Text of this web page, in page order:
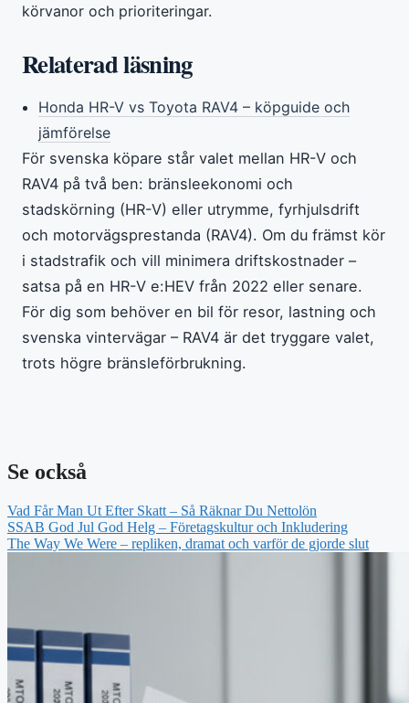
körvanor och prioriteringar.
Relaterad läsning
Honda HR-V vs Toyota RAV4 – köpguide och
jämförelse
För svenska köpare står valet mellan HR-V och
RAV4 på två ben: bränsleekonomi och
stadskörning (HR-V) eller utrymme, fyrhjulsdrift
och motorvägsprestanda (RAV4). Om du främst kör
i stadstrafik och vill minimera driftskostnader –
satsa på en HR-V e:HEV från 2022 eller senare.
För dig som behöver en bil för resor, lastning och
svenska vintervägar – RAV4 är det tryggare valet,
trots högre bränsleförbrukning.
Se också
Vad Får Man Ut Efter Skatt – Så Räknar Du Nettolön
SSAB God Jul God Helg – Företagskultur och Inkludering
The Way We Were – repliken, dramat och varför de gjorde slut